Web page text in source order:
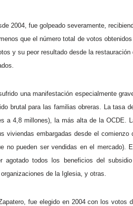
2004, fue golpeado severamente,
que el número total de votos
y su peor resultado desde la
una manifestación especialmente
brutal para las familias obreras. La tasa
a 4,8 millones), la más alta de la OCDE.
viviendas embargadas desde el
no pueden ser vendidas en el mercado).
agotado todos los beneficios del
de la Iglesia, y otras.
fue elegido en 2004 con los